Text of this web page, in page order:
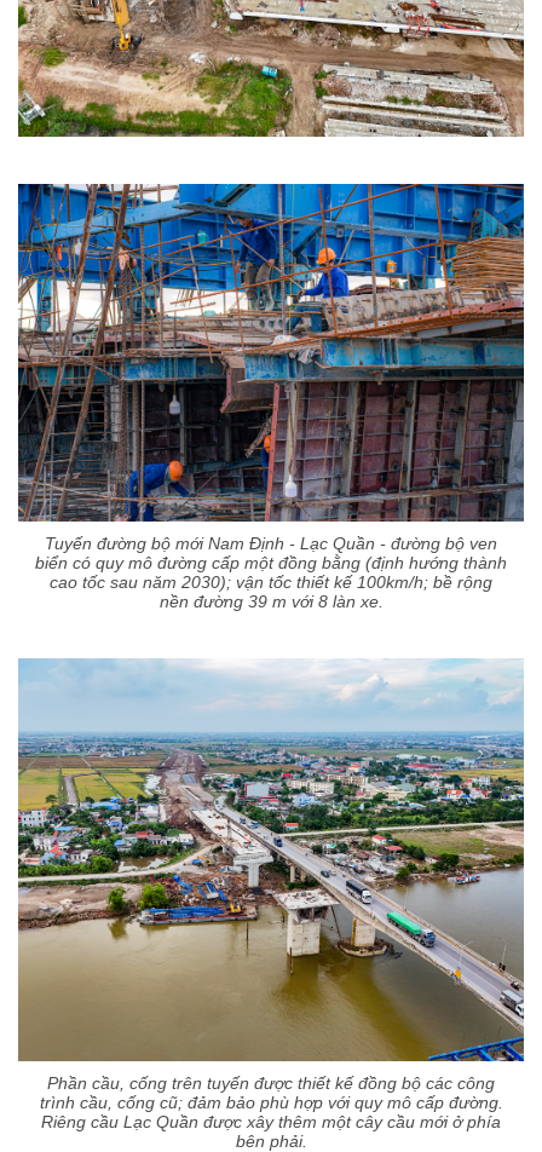
Tuyến đường bộ mới Nam Định - Lạc Quần - đường bộ ven
biển có quy mô đường cấp một đồng bằng (định hướng thành
cao tốc sau năm 2030); vận tốc thiết kế 100km/h; bề rộng
nền đường 39 m với 8 làn xe.
Phần cầu, cống trên tuyến được thiết kế đồng bộ các công
trình cầu, cống cũ; đảm bảo phù hợp với quy mô cấp đường.
Riêng cầu Lạc Quần được xây thêm một cây cầu mới ở phía
bên phải.